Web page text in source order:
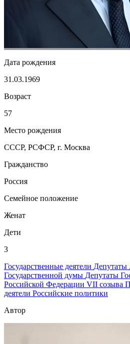
Дата рождения
31.03.1969
Возраст
57
Место рождения
СССР, РСФСР, г. Москва
Гражданство
Россия
Семейное положение
Женат
Дети
3
Государственные деятели Депутаты
Государственной думы Депутаты
Российской Федерации VII созыва
деятели Российские политики
Автор